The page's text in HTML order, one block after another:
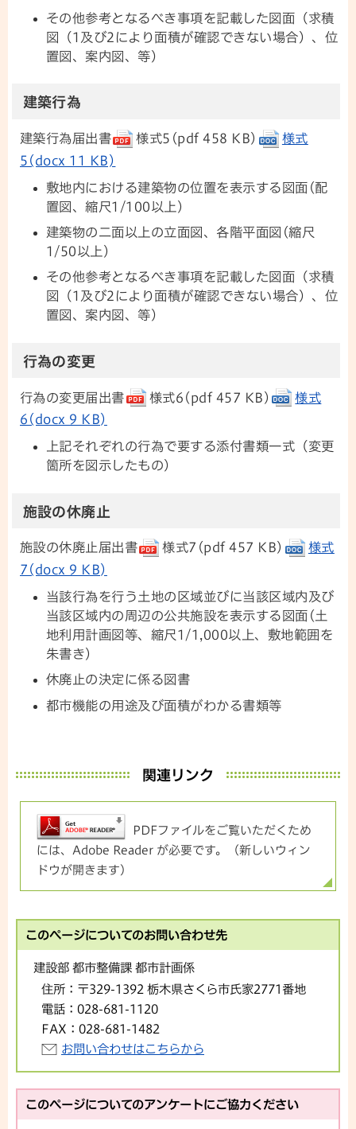
その他参考となるべき事項を記載した図面（求積
図（1及び2により面積が確認できない場合）、位
置図、案内図、等）
建築行為
建築行為届出書 様式5(pdf 458 KB)
様式
5(docx 11 KB)
敷地内における建築物の位置を表示する図面(配
置図、縮尺1/100以上)
建築物の二面以上の立面図、各階平面図(縮尺
1/50以上)
その他参考となるべき事項を記載した図面（求積
図（1及び2により面積が確認できない場合）、位
置図、案内図、等）
行為の変更
行為の変更届出書 様式6(pdf 457 KB)
様式
6(docx 9 KB)
上記それぞれの行為で要する添付書類一式（変更
箇所を図示したもの）
施設の休廃止
施設の休廃止届出書 様式7(pdf 457 KB)
様式
7(docx 9 KB)
当該行為を行う土地の区域並びに当該区域内及び
当該区域内の周辺の公共施設を表示する図面(土
地利用計画図等、縮尺1/1,000以上、敷地範囲を
朱書き)
休廃止の決定に係る図書
都市機能の用途及び面積がわかる書類等
関連リンク
PDFファイルをご覧いただくため
には、Adobe Reader が必要です。（新しいウィン
ドウが開きます）
このページについてのお問い合わせ先
建設部 都市整備課 都市計画係
住所： 〒329-1392 栃木県さくら市氏家2771番地
電話： 028-681-1120
FAX： 028-681-1482
お問い合わせはこちらから
このページについてのアンケートにご協力ください